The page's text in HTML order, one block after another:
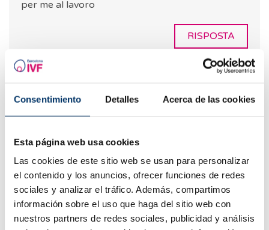
Consentimiento Detalles Acerca de las cookies
Esta página web usa cookies
Las cookies de este sitio web se usan para personalizar
el contenido y los anuncios, ofrecer funciones de redes
sociales y analizar el tráfico. Además, compartimos
información sobre el uso que haga del sitio web con
nuestros partners de redes sociales, publicidad y análisis
per me al lavoro
RISPOSTA
Traduzione automatica
14.03.2023
Ciao, Karol, lavoro anche come cameriera. E
il mese prossimo inizierò il trattamento in
vitro. Ho paura di lavorare dopo
l&#39;operazione